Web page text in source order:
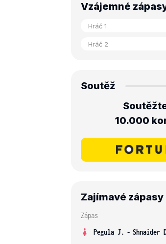
Vzájemné
Soutěž
10.000
Zajímavé zápasy
Zápas
Pegula J. - Shnaider